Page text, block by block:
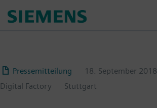
para
Pressemitteilung
18. September 2018
Digital Factory
Stuttgart